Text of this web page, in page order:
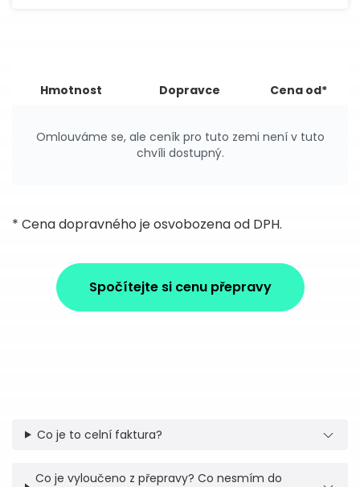
Hmotnost Dopravce Cena od*
Omlouváme se, ale ceník pro tuto zemi není v tuto
chvíli dostupný.
* Cena dopravného je osvobozena od DPH.
Spočítejte si cenu přepravy
Co je to celní faktura?
Co je vyloučeno z přepravy? Co nesmím do